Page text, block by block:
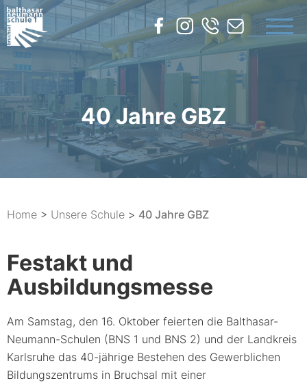
UNSERE SCHULE
BILDUNGSANGEBOTE
SERVICE
KONTAKT
40 Jahre GBZ
Home > Unsere Schule > 40 Jahre GBZ
Festakt und
Ausbildungsmesse
Am Samstag, den 16. Oktober feierten die Balthasar-
Neumann-Schulen (BNS 1 und BNS 2) und der Landkreis
Karlsruhe das 40-jährige Bestehen des Gewerblichen
Bildungszentrums in Bruchsal mit einer